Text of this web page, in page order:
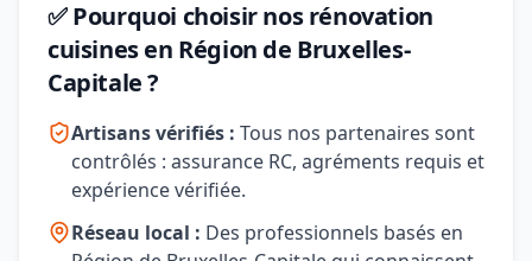
✅ Pourquoi choisir nos rénovation
cuisines en Région de Bruxelles-
Capitale ?
Artisans vérifiés : Tous nos partenaires sont
contrôlés : assurance RC, agréments requis et
expérience vérifiée.
Réseau local : Des professionnels basés en